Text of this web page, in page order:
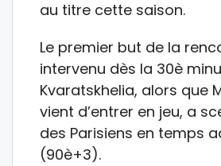
au titre cette saison.
Le premier but de la
intervenu dès la 30è
Kvaratskhelia, alors que
vient d’entrer en jeu, a
des Parisiens en temps
(90è+3).